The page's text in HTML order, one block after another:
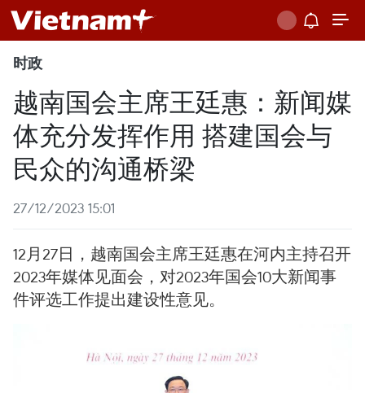
时政
越南国会主席王廷惠：新闻媒
体充分发挥作用 搭建国会与
民众的沟通桥梁
27/12/2023 15:01
12月27日，越南国会主席王廷惠在河内主持召开
2023年媒体见面会，对2023年国会10大新闻事
件评选工作提出建设性意见。